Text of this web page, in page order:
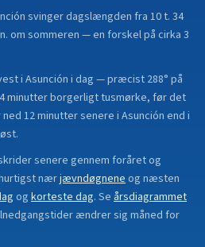
svinger dagslængden fra 10 t. 34
om sommeren — en forskel på cirka 3
i Asunción i dag — præcist 288° på
minutter borgerligt tusmørke, før det
12 minutter senere i Asunción end i
senere gennem foråret og
nærjævndøgneneog næsten
og korteste dag. Se årsdiagrammet
ændrer sig måned for